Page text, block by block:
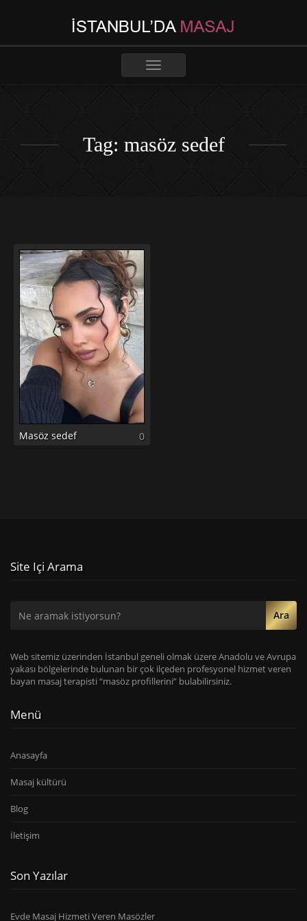
Toggle
Tag: masöz sedef
Masöz sedef 0
Site Içi Arama
Ara
Web sitemiz üzerinden İstanbul geneli olmak üzere Anadolu ve Avrupa
yakası bölgelerinde bulunan bir çok ilçeden profesyonel hizmet veren
bayan masaj terapisti “masöz profillerini” bulabilirsiniz.
Menü
Anasayfa
Masaj kültürü
Blog
İletişim
Son Yazılar
Evde Masaj Hizmeti Veren Masözler